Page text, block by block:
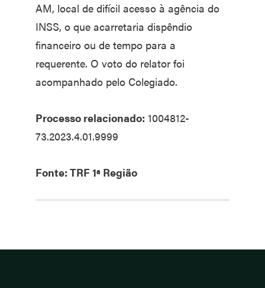
AM, local de difícil acesso à agência do
INSS, o que acarretaria dispêndio
financeiro ou de tempo para a
requerente. O voto do relator foi
acompanhado pelo Colegiado.
Processo relacionado: 1004812-
73.2023.4.01.9999
Fonte: TRF 1ª Região